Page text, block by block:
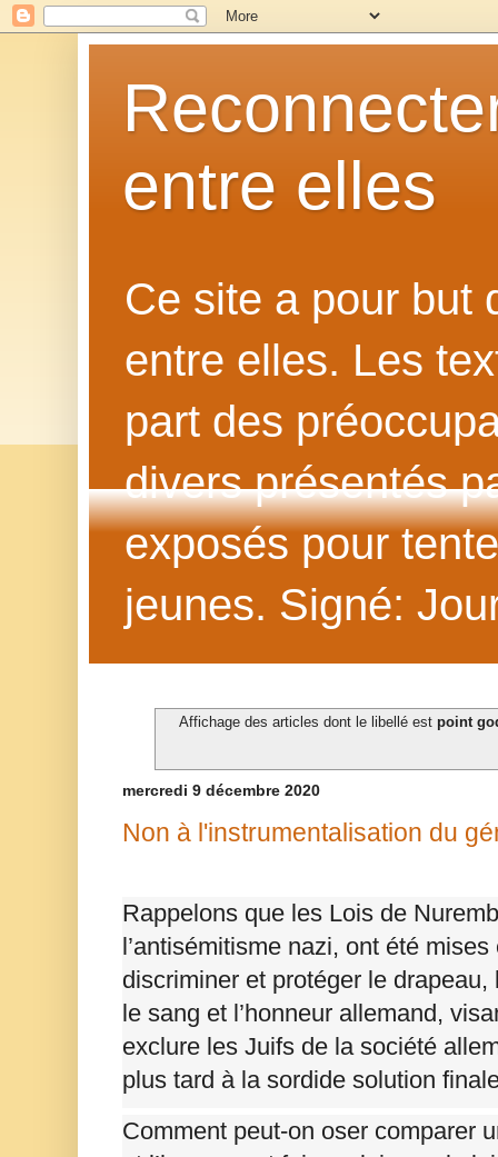
entre elles
Ce site a pour but
entre elles. Les
part des
divers présentés
exposés pour
jeunes. Signé:
Affichage des articles dont le libellé est point
mercredi 9 décembre 2020
Non à l'instrumentalisation du
Rappelons que les Lois de
l’antisémitisme nazi, ont été
discriminer et protéger le
le sang et l’honneur allemand,
exclure les Juifs de la société
plus tard à la sordide solution
Comment peut-on oser comparer